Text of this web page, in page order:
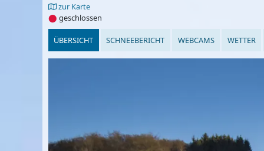
zur Karte
⬤ geschlossen
ÜBERSICHT SCHNEEBERICHT WEBCAMS WETTER